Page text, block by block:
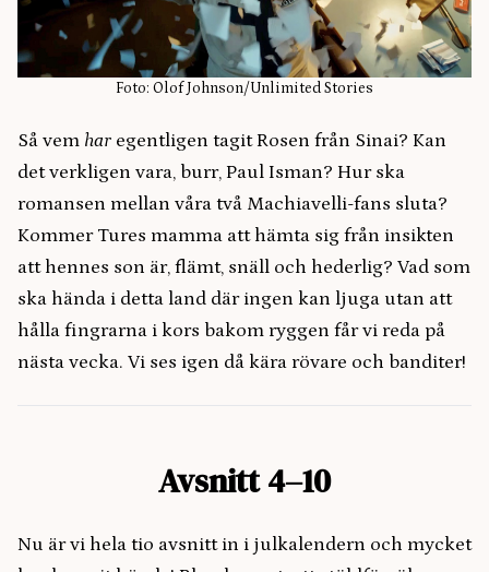
Foto: Olof Johnson/Unlimited Stories
Så vem har egentligen tagit Rosen från Sinai? Kan
det verkligen vara, burr, Paul Isman? Hur ska
romansen mellan våra två Machiavelli-fans sluta?
Kommer Tures mamma att hämta sig från insikten
att hennes son är, flämt, snäll och hederlig? Vad som
ska hända i detta land där ingen kan ljuga utan att
hålla fingrarna i kors bakom ryggen får vi reda på
nästa vecka. Vi ses igen då kära rövare och banditer!
Avsnitt 4–10
Nu är vi hela tio avsnitt in i julkalendern och mycket